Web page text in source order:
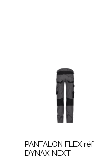
PANTALON FLEX réf
DYNAX NEXT